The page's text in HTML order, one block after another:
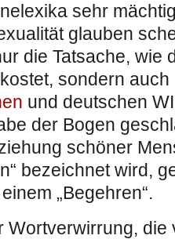
sehr
glauben
die Tatsache, wie
sondern
und deutschen
der Bogen
schöner
bezeichnet wird,
„Begehren“.
Wortverwirrung,